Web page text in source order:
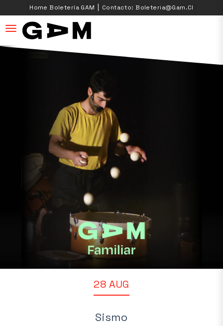
Home Boletería GAM | Contacto: Boleteria@gam.cl
desplegar navegación
28 AUG
Sismo